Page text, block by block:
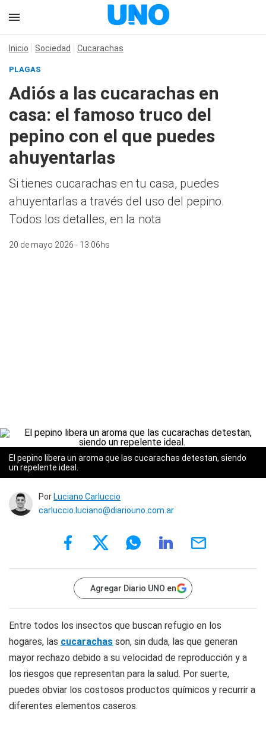
Inicio Sociedad Cucarachas
PLAGAS
Adiós a las cucarachas en
casa: el famoso truco del
pepino con el que puedes
ahuyentarlas
Si tienes cucarachas en tu casa, puedes
ahuyentarlas a través del uso del pepino.
Todos los detalles, en la nota
20 de mayo 2026 - 13:06hs
El pepino libera un aroma que las cucarachas detestan, siendo
un repelente ideal.
Por Luciano Carluccio
carluccio.luciano@diariouno.com.ar
Agregar Diario UNO en
Entre todos los insectos que buscan refugio en los
hogares, las cucarachas son, sin duda, las que generan
mayor rechazo debido a su velocidad de reproducción y a
los riesgos que representan para la salud. Por suerte,
puedes obviar los costosos productos químicos y recurrir a
diferentes elementos caseros.